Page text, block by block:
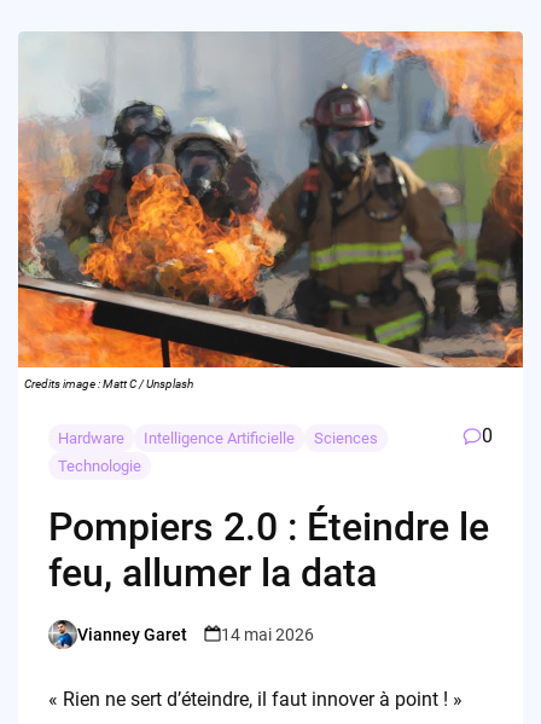
Credits image : Matt C / Unsplash
Hardware Intelligence Artificielle
Sciences
Technologie
0
Pompiers 2.0 : Éteindre le
feu, allumer la data
Posted
Vianney Garet 14 mai 2026
« Rien ne sert d’éteindre, il faut innover à point ! »